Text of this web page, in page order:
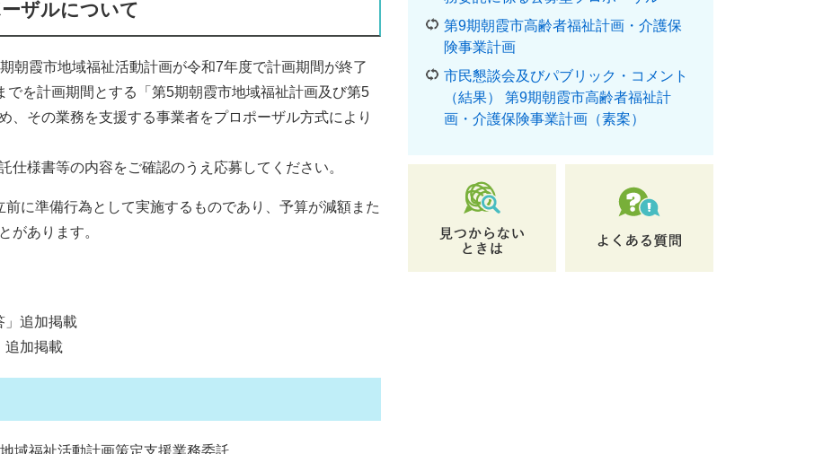
ザルについて
朝霞市地域福祉活動計画が令和7年度で計画期間が終了
を計画期間とする「第5期朝霞市地域福祉計画及び第5
、その業務を支援する事業者をプロポーザル方式により
様書等の内容をご確認のうえ応募してください。
に準備行為として実施するものであり、予算が減額また
があります。
追加掲載
加掲載
第9期朝霞市高齢者福祉計画・介護保
険事業計画
市民懇談会及びパブリック・コメント
（結果） 第9期朝霞市高齢者福祉計
画・介護保険事業計画（素案）